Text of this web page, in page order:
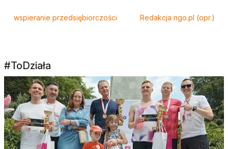
wspieranie przedsiębiorczości Redakcja ngo.pl (opr.)
#ToDziała